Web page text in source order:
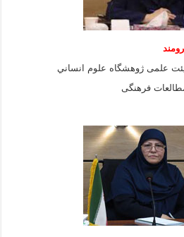
علمى ژوهشگاه علوم انساني
فرهنگى